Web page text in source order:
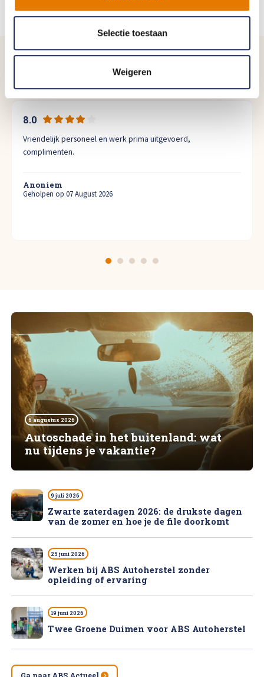
Selectie toestaan
Weigeren
8.0
Vriendelijk personeel en werk prima uitgevoerd,
complimenten.
Anoniem
Geholpen op 07 August 2026
6 augustus 2026
Autoschade in het buitenland: wat
nu tijdens je vakantie?
9 juli 2026
Zwarte zaterdagen 2026: de drukste dagen
van de zomer en hoe je de file doorkomt
25 juni 2026
Werken bij ABS Autoherstel zonder
opleiding of ervaring
19 juni 2026
Twee Groene Duimen voor ABS Autoherstel